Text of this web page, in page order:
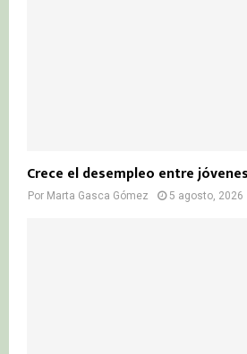
Crece el desempleo entre
Por Marta Gasca Gómez 5 agosto, 2026